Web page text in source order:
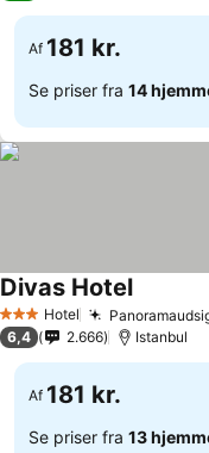
Af 181 kr.
Se priser fra 14
3 StjernerHotel
Divas HotelSe priser
6,4 2.666 Istanbul
Af 181 kr.
Se priser fra 13